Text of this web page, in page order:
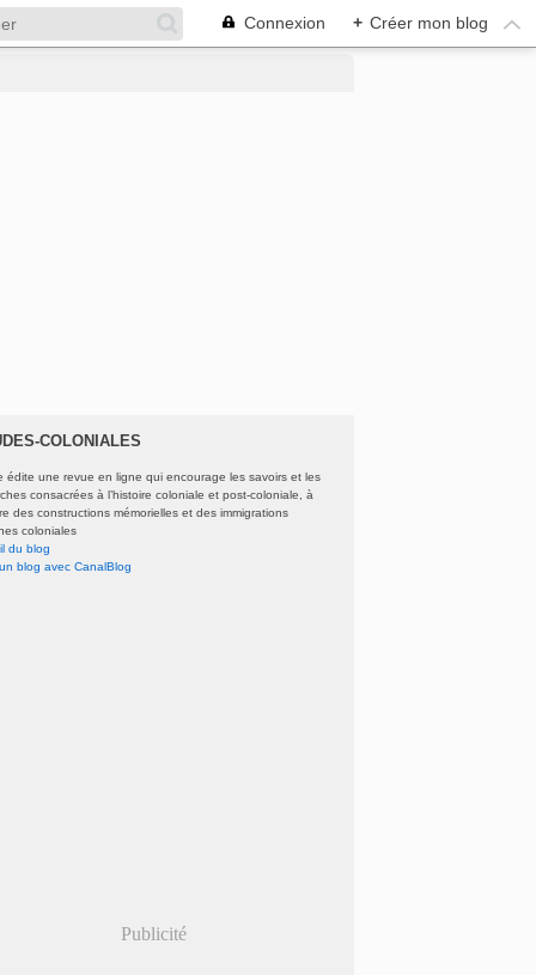
Connexion + Créer mon blog
COLONIALES
édite une revue en ligne qui encourage les savoirs et les
consacrées à l’histoire coloniale et post-coloniale, à
des constructions mémorielles et des immigrations
coloniales
du blog
blog avec CanalBlog
Publicité